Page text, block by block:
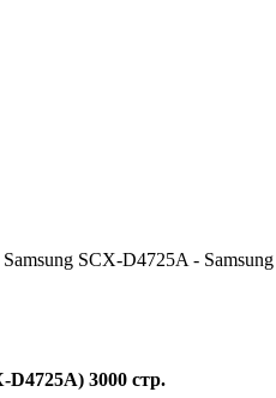
SCX-D4725A -
3000 стр.